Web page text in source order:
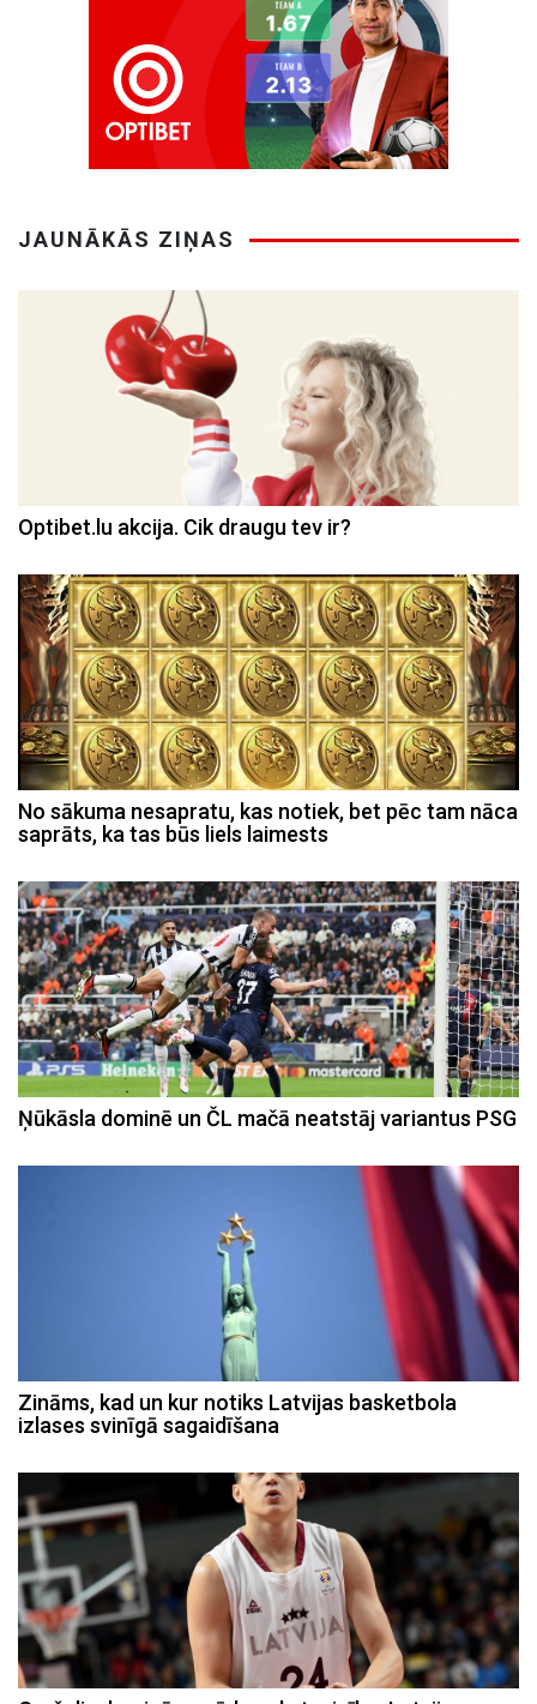
JAUNĀKĀS ZIŅAS
Optibet.lu akcija. Cik draugu tev ir?
No sākuma nesapratu, kas notiek, bet pēc tam nāca
saprāts, ka tas būs liels laimests
Ņūkāsla dominē un ČL mačā neatstāj variantus PSG
Zināms, kad un kur notiks Latvijas basketbola
izlases svinīgā sagaidīšana